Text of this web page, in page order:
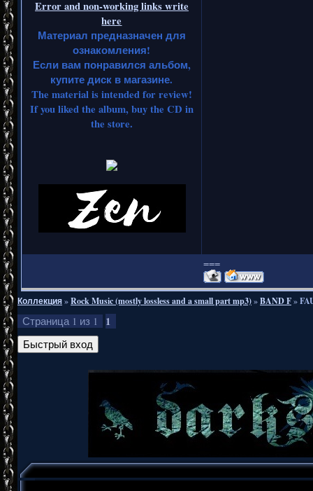
Error and non-working links write
here
Материал предназначен для
ознакомления!
Если вам понравился альбом,
купите диск в магазине.
The material is intended for review!
If you liked the album, buy the CD in
the store.
===
Коллекция»Rock Music (mostly lossless and a small part mp3)»BAND F»
Страница 1 из 1 1